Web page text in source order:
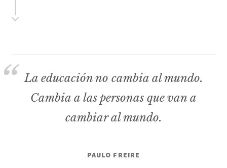
La educación no cambia al mundo.
Cambia a las personas que van a
cambiar al mundo.
PAULO FREIRE